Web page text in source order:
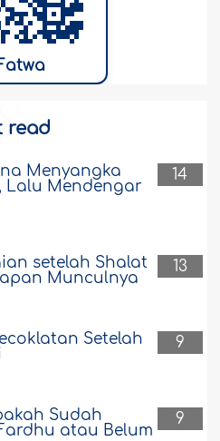
read
14
Menyangka
Lalu Mendengar
13
setelah Shalat
Munculnya
9
Setelah
9
Sudah
atau Belum